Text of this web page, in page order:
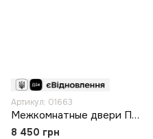
Артикул: 01663
Межкомнатные двери Папа Карло ML-717
8 450 грн